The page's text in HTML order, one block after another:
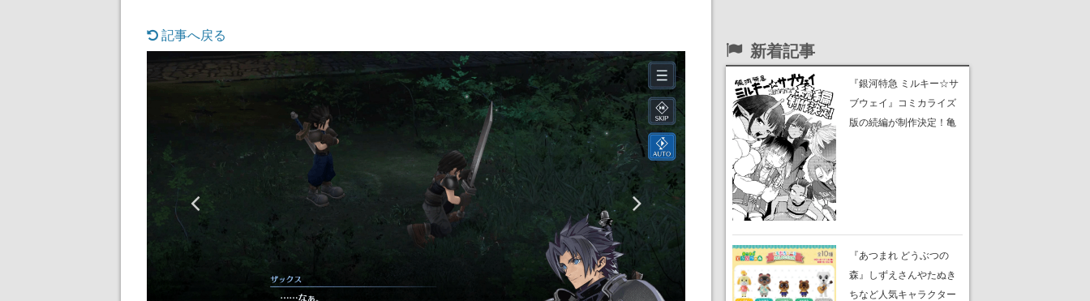
記事へ戻る
新着記事
『銀河特急 ミルキー☆サ
ブウェイ』コミカライズ
版の続編が制作決定！亀
『あつまれ どうぶつの
森』しずえさんやたぬき
ちなど人気キャラクター